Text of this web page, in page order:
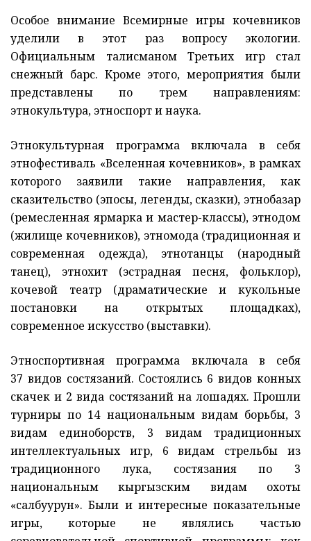
Особое внимание Всемирные игры кочевников
уделили в этот раз вопросу экологии.
Официальным талисманом Третьих игр стал
снежный барс. Кроме этого, мероприятия были
представлены по трем направлениям:
этнокультура, этноспорт и наука.
Этнокультурная программа включала в себя
этнофестиваль «Вселенная кочевников», в рамках
которого заявили такие направления, как
сказительство (эпосы, легенды, сказки), этнобазар
(ремесленная ярмарка и мастер-классы), этнодом
(жилище кочевников), этномода (традиционная и
современная одежда), этнотанцы (народный
танец), этнохит (эстрадная песня, фольклор),
кочевой театр (драматические и кукольные
постановки на открытых площадках),
современное искусство (выставки).
Этноспортивная программа включала в себя
37 видов сос­тязаний. Состоялись 6 видов конных
скачек и 2 вида состязаний на лошадях. Прошли
турниры по 14 национальным видам борьбы, 3
видам единоборств, 3 видам традиционных
интеллектуальных игр, 6 видам стрельбы из
традиционного лука, состязания по 3
национальным кыргызским видам охоты
«салбуурун». Были и интересные показательные
игры, которые не являлись частью